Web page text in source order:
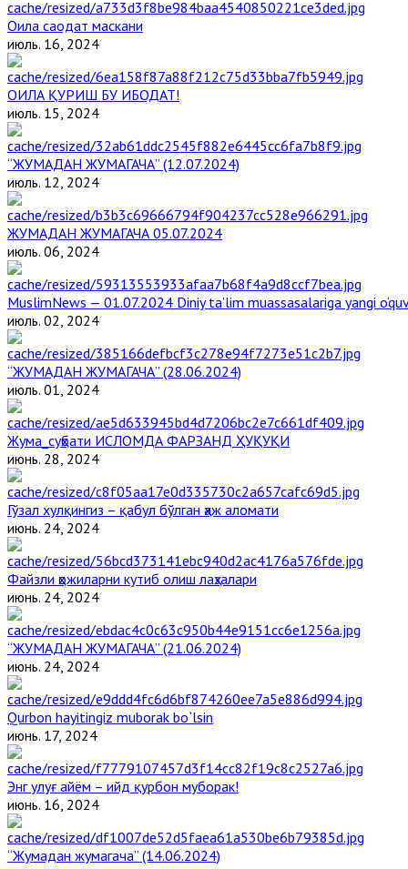
Оила саодат маскани
июль. 16, 2024
ОИЛА ҚУРИШ БУ ИБОДАТ!
июль. 15, 2024
“ЖУМАДАН ЖУМАГАЧА” (12.07.2024)
июль. 12, 2024
ЖУМАДАН ЖУМАГАЧА 05.07.2024
июль. 06, 2024
MuslimNews — 01.07.2024 Diniy ta’lim muassasalariga yangi
июль. 02, 2024
“ЖУМАДАН ЖУМАГАЧА” (28.06.2024)
июль. 01, 2024
Жума_суҳбати ИСЛОМДА ФАРЗАНД ҲУҚУҚИ
июнь. 28, 2024
Гўзал хулқингиз – қабул бўлган ҳаж аломати
июнь. 24, 2024
Файзли ҳожиларни кутиб олиш лаҳзалари
июнь. 24, 2024
“ЖУМАДАН ЖУМАГАЧА” (21.06.2024)
июнь. 24, 2024
Qurbon hayitingiz muborak bo`lsin
июнь. 17, 2024
Энг улуғ айём – ийд қурбон муборак!
июнь. 16, 2024
“Жумадан жумагача” (14.06.2024)